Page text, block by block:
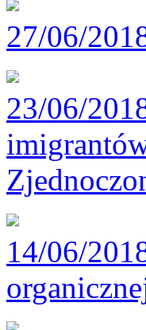
27/06/
23/06/
14/06/